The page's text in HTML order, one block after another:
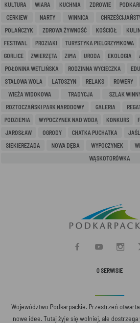
KULTURA
WIARA KUCHNIA ZDROWIE
CERKIEW
NARTY WINNICA
POLAŃCZYK
ZDROWA ŻYWNOŚĆ KOŚCIÓŁ
FESTIWAL
PROZIAKI TURYSTYKA PIELGRZYMKOWA
GORLICE
ZWIERZĘTA ZIMA URODA EKOLOGIA
POŁONINA WETLIŃSKA
RODZINNA WYCIECZKA
STALOWA WOLA
LATOSZYN RELAKS ROWERY
WIEŻA WIDOKOWA
TRADYCJA SZLAK
ROZTOCZAŃSKI PARK NARODOWY
GALERIA
PODZIEMIA
WYPOCZYNEK NAD WODĄ KONKURS
JAROSŁAW
OGRODY CHATKA PUCHATKA
SIEKIEREZADA
NOWA DĘBA WYPOCZYNEK
WĄSKOTORÓWKA
O SERWISIE
Województwo Podkarpackie. Przestrzeń otwarta
nowe idee. Tutaj żyje się wolniej, ale